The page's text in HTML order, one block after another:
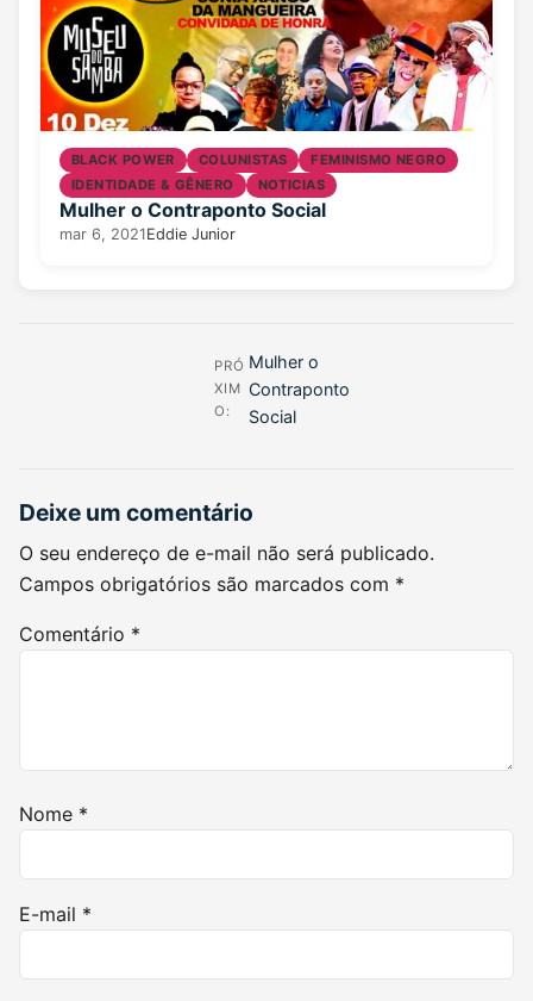
BLACK POWER COLUNISTAS
FEMINISMO NEGRO
IDENTIDADE & GÊNERO
NOTICIAS
Mulher o Contraponto Social
mar 6, 2021Eddie Junior
PRÓ
XIM
O:
Mulher o
Contraponto
Social
Deixe um comentário
O seu endereço de e-mail não será publicado.
Campos obrigatórios são marcados com *
Comentário *
Nome *
E-mail *